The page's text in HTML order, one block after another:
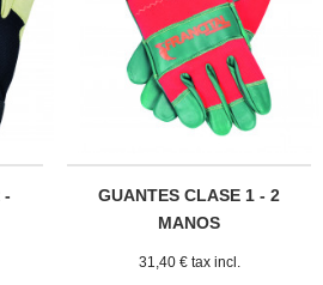
-
GUANTES CLASE 1 - 2
MANOS
31,40 € tax incl.